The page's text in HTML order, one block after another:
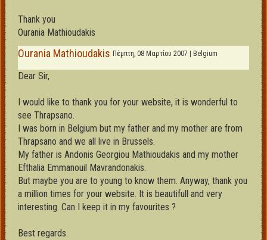
Thank you
Ourania Mathioudakis
Ourania Mathioudakis Πέμπτη, 08 Μαρτίου 2007 | Belgium
Dear Sir,
I would like to thank you for your website, it is wonderful to
see Thrapsano.
I was born in Belgium but my father and my mother are from
Thrapsano and we all live in Brussels.
My father is Andonis Georgiou Mathioudakis and my mother
Efthalia Emmanouil Mavrandonakis.
But maybe you are to young to know them. Anyway, thank you
a million times for your website. It is beautifull and very
interesting. Can I keep it in my favourites ?
Best regards.